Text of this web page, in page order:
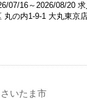
07/16～2026/08/20
の内1-9-1 大丸東京
いたま市